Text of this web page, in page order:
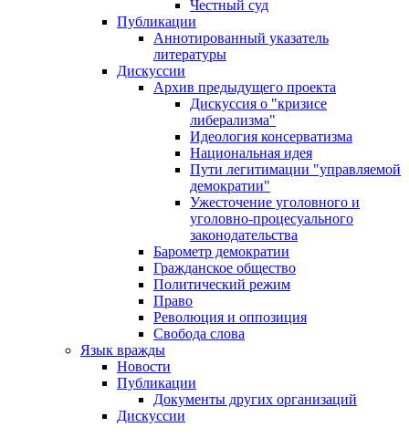
Честный суд
Публикации
Аннотированный указатель
литературы
Дискуссии
Архив предыдущего проекта
Дискуссия о "кризисе
либерализма"
Идеология консерватизма
Национальная идея
Пути легитимации "управляемой
демократии"
Ужесточение уголовного и
уголовно-процесуального
законодательства
Барометр демократии
Гражданское общество
Политический режим
Право
Революция и оппозиция
Свобода слова
Язык вражды
Новости
Публикации
Документы других организаций
Дискуссии